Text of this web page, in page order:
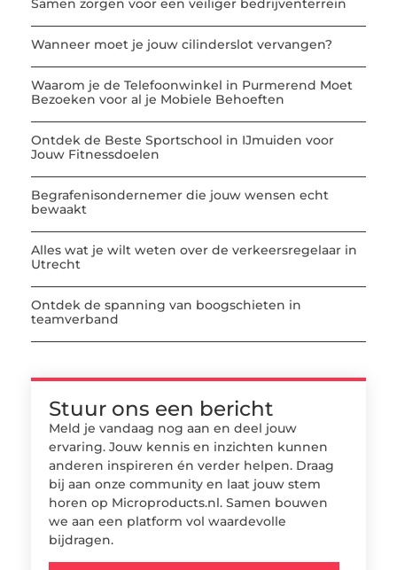
Samen zorgen voor een veiliger bedrijventerrein
Wanneer moet je jouw cilinderslot vervangen?
Waarom je de Telefoonwinkel in Purmerend Moet
Bezoeken voor al je Mobiele Behoeften
Ontdek de Beste Sportschool in IJmuiden voor
Jouw Fitnessdoelen
Begrafenisondernemer die jouw wensen echt
bewaakt
Alles wat je wilt weten over de verkeersregelaar in
Utrecht
Ontdek de spanning van boogschieten in
teamverband
Stuur ons een bericht
Meld je vandaag nog aan en deel jouw
ervaring. Jouw kennis en inzichten kunnen
anderen inspireren én verder helpen. Draag
bij aan onze community en laat jouw stem
horen op Microproducts.nl. Samen bouwen
we aan een platform vol waardevolle
bijdragen.